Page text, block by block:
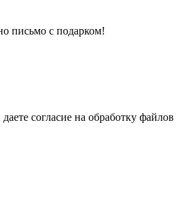
письмо с подарком!
согласие на обработку файлов